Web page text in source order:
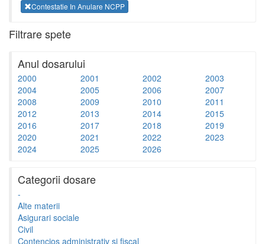
Contestatie In Anulare NCPP
Filtrare spete
Anul dosarului
2000 2001 2002
2003
2004
2005 2006
2007
2008
2009 2010
2011
2012
2013 2014
2015
2016
2017 2018
2019
2020
2021 2022
2023
2024
2025 2026
Categorii dosare
-
Alte materii
Asigurari sociale
Civil
Contencios administrativ si fiscal